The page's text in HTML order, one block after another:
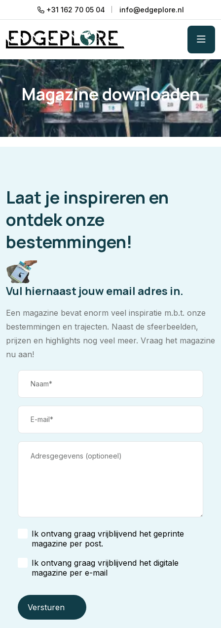
+31 162 70 05 04 info@edgeplore.nl
Magazine downloaden
Laat je inspireren en
ontdek onze
bestemmingen!
Vul hiernaast jouw email adres in.
Een magazine bevat enorm veel inspiratie m.b.t. onze
bestemmingen en trajecten. Naast de sfeerbeelden,
prijzen en highlights nog veel meer. Vraag het magazine
nu aan!
Ik ontvang graag vrijblijvend het geprinte
magazine per post.
Ik ontvang graag vrijblijvend het digitale
magazine per e-mail
Versturen